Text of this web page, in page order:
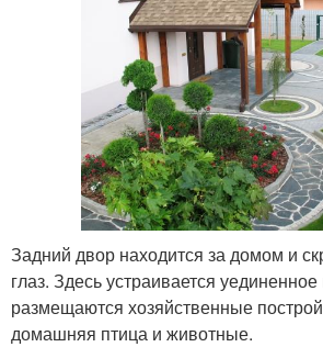
Задний двор находится за домом и
глаз. Здесь устраивается
размещаются хозяйственные
домашняя птица и животные.